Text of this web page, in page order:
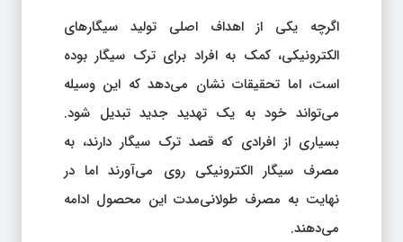
اگرچه یکی از اهداف اصلی تولید سیگارهای
الکترونیکی، کمک به افراد برای ترک سیگار بوده
است، اما تحقیقات نشان می‌دهد که این وسیله
می‌تواند خود به یک تهدید جدید تبدیل شود.
بسیاری از افرادی که قصد ترک سیگار دارند، به
مصرف سیگار الکترونیکی روی می‌آورند اما در
نهایت به مصرف طولانی‌مدت این محصول ادامه
می‌دهند.